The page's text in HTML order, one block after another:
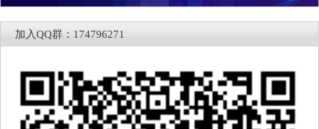
加入QQ群：174796271